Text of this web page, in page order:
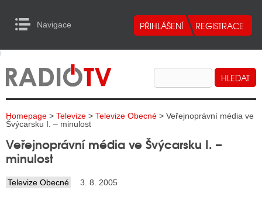
Navigace
RADIA
TELEVIZE
INTERNET
TISK
RADIA
to Content
Homepage > Televize > Televize Obecné > Veřejnoprávní média ve
Švýcarsku I. – minulost
Veřejnoprávní média ve Švýcarsku I. –
minulost
Televize Obecné 3. 8. 2005